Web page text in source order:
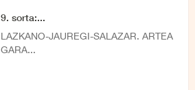
9. sorta:...
LAZKANO-JAUREGI-SALAZAR. ARTEA
GARA...